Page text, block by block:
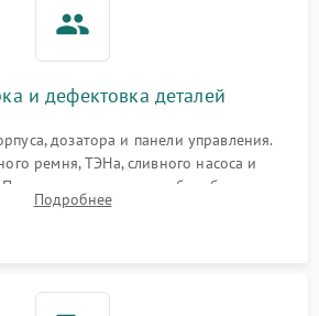
и дефектовка деталей
дозатора и панели управления.
ремня, ТЭНа, сливного насоса и
Проверка подшипников барабана и
износ, а манжеты люка на разрывы.
Подробнее